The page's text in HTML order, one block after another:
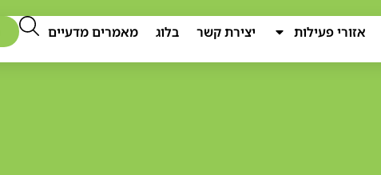
אזורי פעילות יצירת קשר בלוג מאמרים מדעיים